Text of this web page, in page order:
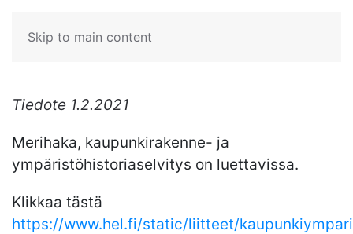
Skip to main content
Tiedote 1.2.2021
Merihaka, kaupunkirakenne- ja
ympäristöhistoriaselvitys on luettavissa.
Klikkaa tästä
https://www.hel.fi/static/liitteet/